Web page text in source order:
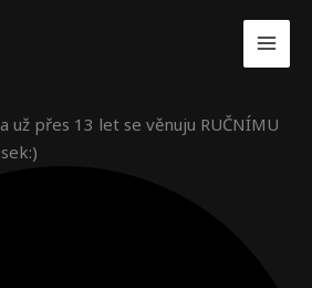
už přes 13 let se věnuju RUČNÍMU